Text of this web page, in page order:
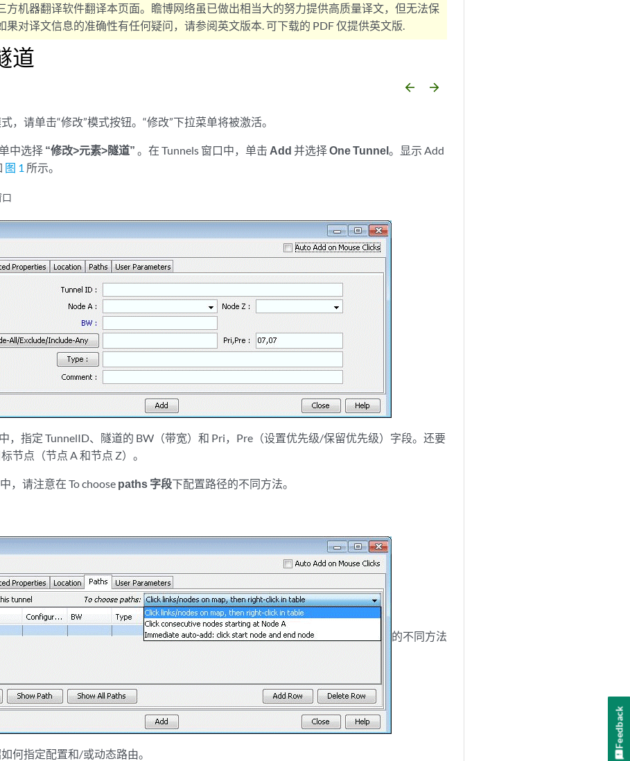
方机器翻译软件翻译本页面。瞻博网络虽已做出相当大的努力提供高质量译文，但无法保
果对译文信息的准确性有任何疑问，请参阅英文版本. 可下载的 PDF 仅提供英文版.
道
arrow_backward arrow_forward
，请单击“修改”模式按钮。“修改”下拉菜单将被激活。
中选择 “修改>元素>隧道” 。在 Tunnels 窗口中，单击 Add 并选择One Tunnel。显示 Add
图 1 所示。
，指定 TunnelID、隧道的 BW（带宽）和 Pri，Pre（设置优先级/保留优先级）字段。还要
节点（节点 A 和节点 Z）。
，请注意在 To choose paths 字段下配置路径的不同方法。
的不同方法
何指定配置和/或动态路由。
Feedback